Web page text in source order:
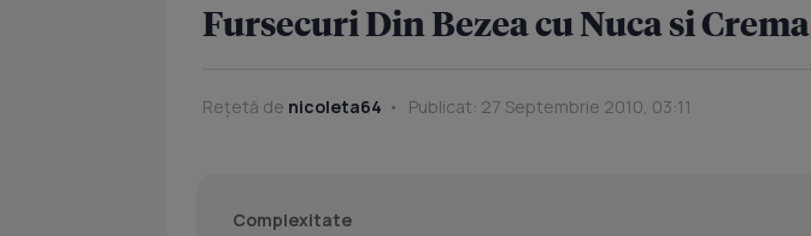
Fursecuri Din Bezea cu Nuca si Crema
Rețetă de nicoleta64 Publicat: 27 Septembrie 2010, 03:11
Complexitate